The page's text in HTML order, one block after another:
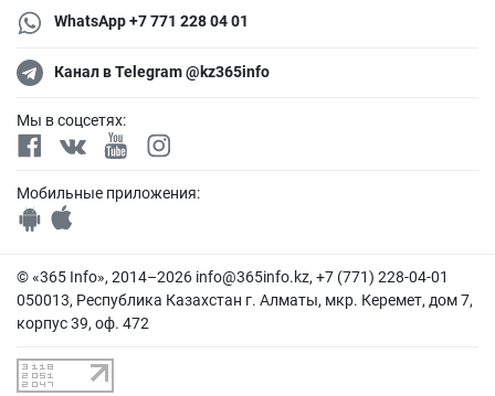
WhatsApp +7 771 228 04 01
Канал в Telegram @kz365info
Мы в соцсетях:
Мобильные приложения:
© «365 Info», 2014–2026 info@365info.kz, +7 (771) 228-04-01
050013, Республика Казахстан г. Алматы, мкр. Керемет, дом 7,
корпус 39, оф. 472